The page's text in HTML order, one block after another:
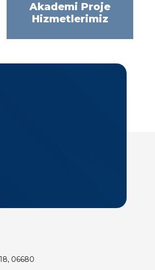
Akademi Proje
Hizmetlerimiz
06680